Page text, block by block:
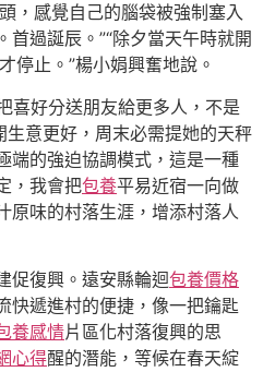
，感覺自己的腦袋被強制塞入
過誕辰。”“除夕當天午時就開
停止。”楊小娟興奮地說。
喜好分送朋友給更多人，不是
生意更好，周末必需提她的天秤
端的強迫協調模式，這是一種
，我會把包養平易近宿一向做
原味的村落生涯，增添村落人
促復興。遠安縣輪迴包養價格
快遞進村的便捷，像一把鑰匙
養感情片區化村落復興的思
心得醒的潛能，等候在春天綻